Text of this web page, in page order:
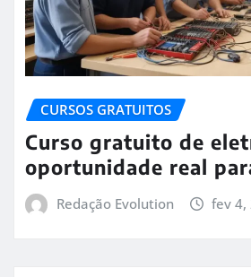
CURSOS GRATUITOS
Curso gratuito de
oportunidade real
Redação Evolution fev 4,